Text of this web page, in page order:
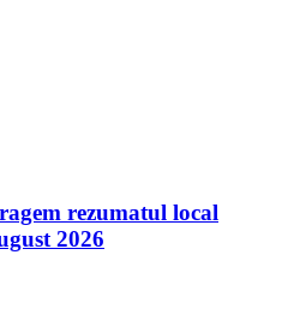
rezumatul local
2026